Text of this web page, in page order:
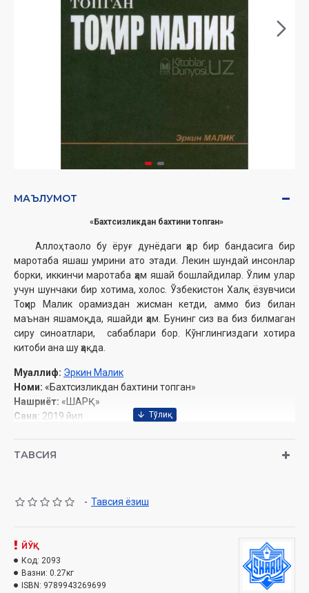
МАЪЛУМОТ
«Бахтсизликдан бахтини топган»
Аллоҳ таоло бу ёруғ дунёдаги ҳар бир бандасига бир
маротаба яшаш умрини ато этади. Лекин шундай инсонлар
борки, иккинчи маротаба ҳам яшай бошлайдилар. Ўлим улар
учун шунчаки бир хотима, холос. Ўзбекистон Халқ ёзувчиси
Тоҳир Малик орамиздан жисман кетди, аммо биз билан
маънан яшамоқда, яшайди ҳам. Бунинг сиз ва биз билмаган
сиру синоатлари, сабаблари бор. Кўнглингиздаги хотира
китоби ана шу ҳақда.
Муаллиф: Эркин Малик
Номи: «Бахтсизликдан бахтини топган»
Нашриёт: «ШАРҚ»
Сана: 2019 йил
Ўлчами:84х108 1/32
Мундарижа
Давон йўли
Икки халқнинг суюмли фарзанди
Бахцизлик аслида бахтдир
Ўшдан салом айтмоқчи бўлганим
ТАВСИЯ
- Тавсия ёзиш
ЙЎҚ
Код: 2093
Вазни: 0.27кг
ISBN: 9789943269699